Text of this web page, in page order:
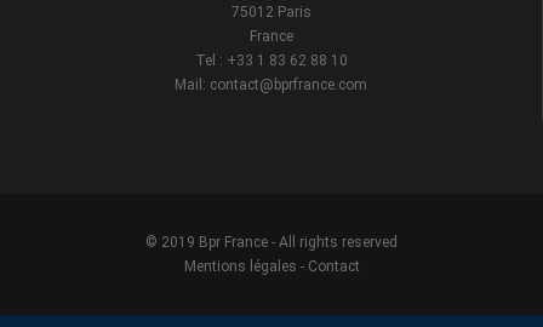
75012 Paris
France
Tel : +33 1 83 62 88 10
Mail: contact@bprfrance.com
© 2019 Bpr France - All rights reserved
Mentions légales - Contact